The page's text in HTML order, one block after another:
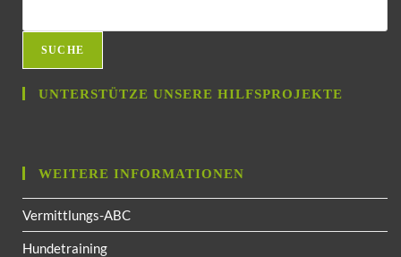
SUCHE
UNTERSTÜTZE UNSERE HILFSPROJEKTE
WEITERE INFORMATIONEN
Vermittlungs-ABC
Hundetraining